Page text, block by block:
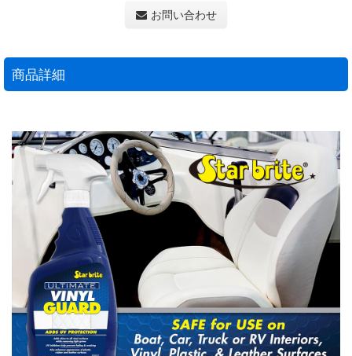
お問い合わせ
商品詳細